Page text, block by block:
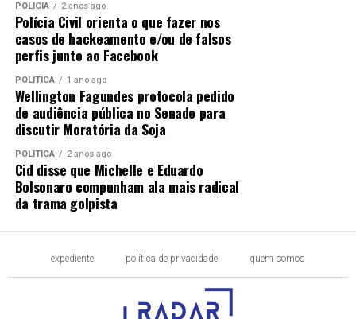
POLÍCIA 2 anos ago
Polícia Civil orienta o que fazer nos
casos de hackeamento e/ou de falsos
perfis junto ao Facebook
POLÍTICA 1 ano ago
Wellington Fagundes protocola pedido
de audiência pública no Senado para
discutir Moratória da Soja
POLÍTICA 2 anos ago
Cid disse que Michelle e Eduardo
Bolsonaro compunham ala mais radical
da trama golpista
expediente política de privacidade quem somos